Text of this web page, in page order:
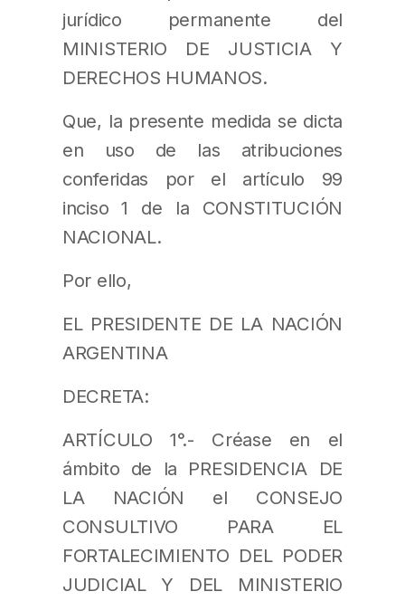
jurídico permanente del
MINISTERIO DE JUSTICIA Y
DERECHOS HUMANOS.
Que, la presente medida se dicta
en uso de las atribuciones
conferidas por el artículo 99
inciso 1 de la CONSTITUCIÓN
NACIONAL.
Por ello,
EL PRESIDENTE DE LA NACIÓN
ARGENTINA
DECRETA:
ARTÍCULO 1°.- Créase en el
ámbito de la PRESIDENCIA DE
LA NACIÓN el CONSEJO
CONSULTIVO PARA EL
FORTALECIMIENTO DEL PODER
JUDICIAL Y DEL MINISTERIO